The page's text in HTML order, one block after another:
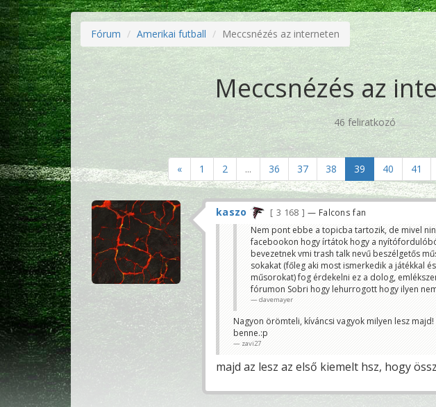
Fórum Amerikai futball Meccsnézés az interneten
Meccsnézés az
46 feliratkozó
« 1 2 ... 36 37 38 39 40 41
kaszo 3 168 — Falcons fan
Nem pont ebbe a topicba tartozik, de mivel
facebookon hogy írtátok hogy a
bevezetnek vmi trash talk nevű beszélgetős
sokakat (főleg aki most ismerkedik a játékkal
műsorokat) fog érdekelni ez a dolog,
fórumon Sobri hogy lehurrogott hogy ilyen
davemayer
Nagyon örömteli, kíváncsi vagyok milyen lesz
benne.:p
zavi27
majd az lesz az első kiemelt hsz, hogy